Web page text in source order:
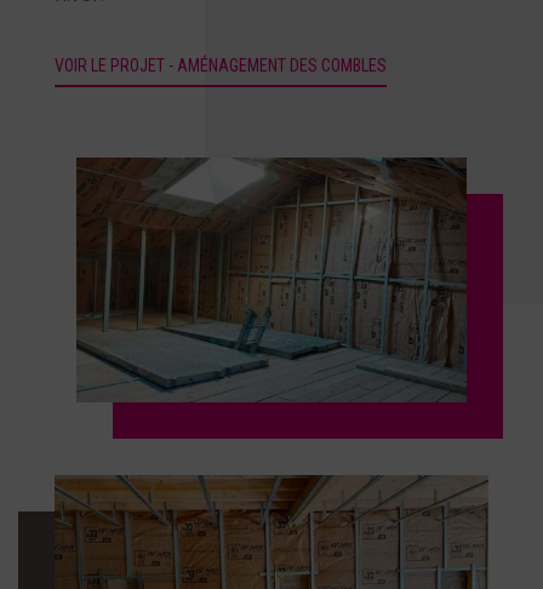
VOIR LE PROJET - AMÉNAGEMENT DES COMBLES